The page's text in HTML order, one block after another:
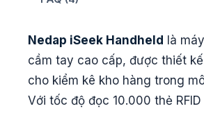
Nedap iSeek Handheld
là
cầm tay cao cấp, được thiết
cho kiểm kê kho hàng trong
Với tốc độ đọc 10.000 thẻ